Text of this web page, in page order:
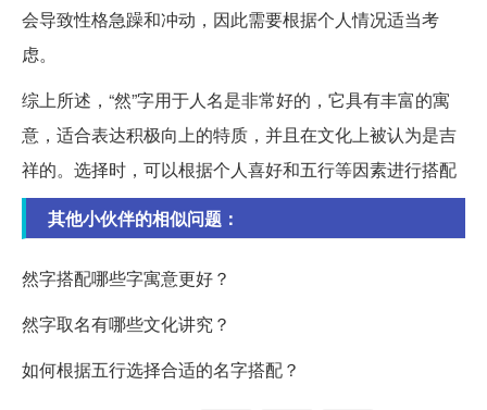
会导致性格急躁和冲动，因此需要根据个人情况适当考
虑。
综上所述，“然”字用于人名是非常好的，它具有丰富的寓
意，适合表达积极向上的特质，并且在文化上被认为是吉
祥的。选择时，可以根据个人喜好和五行等因素进行搭配
其他小伙伴的相似问题：
然字搭配哪些字寓意更好？
然字取名有哪些文化讲究？
如何根据五行选择合适的名字搭配？